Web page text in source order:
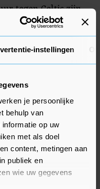
instellingen
je persoonlijke
behulp van
op uw
met als doel
content, metingen aan
publiek en
wie uw gegevens
tegen Celtic zijn
League sinds
tussen de
en Schotland is
gewonnen